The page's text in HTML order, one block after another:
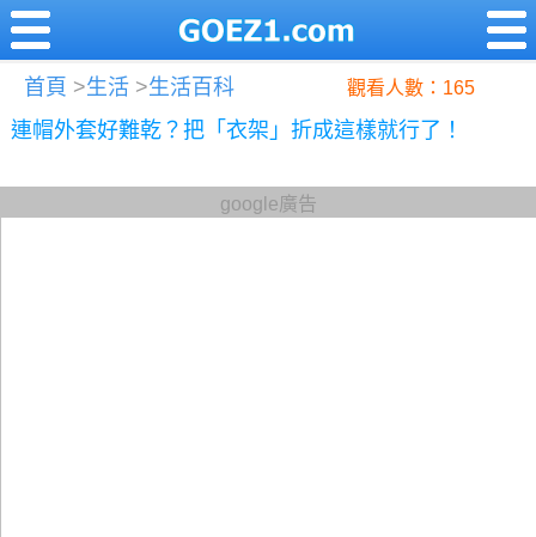
首頁 >生活 >生活百科 觀看人數：165
連帽外套好難乾？把「衣架」折成這樣就行了！
google廣告